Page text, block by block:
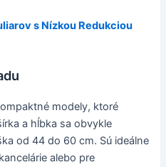
s Nízkou Redukciou
modely, ktoré
a hĺbka sa obvykle
od 44 do 60 cm. Sú ideálne
alebo pre